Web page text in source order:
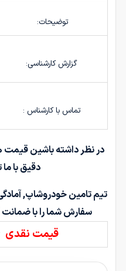
توضیحات:
گزارش کارشناسی:
تماس با کارشناس :
در نظر داشته باشین
دقیق با
تیم تامین خودروشاپ,
سفارش شما را با
قیمت نقدی